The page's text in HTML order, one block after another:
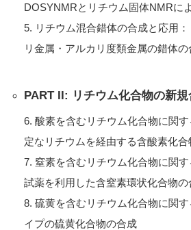
DOSYNMRとリチウム固体NMRに
5. リチウム混合錯体の合成と応用
リ金属・アルカリ度類金属の錯体
PART II: リチウム化合物の新規
6. 酸素を含むリチウム化合物に関
定なリチウムを経由する含酸素化合
7. 窒素を含むリチウム化合物に関
試薬を利用した含窒素環状化合物の
8. 硫黄を含むリチウム化合物に関
イプの硫黄化合物の合成